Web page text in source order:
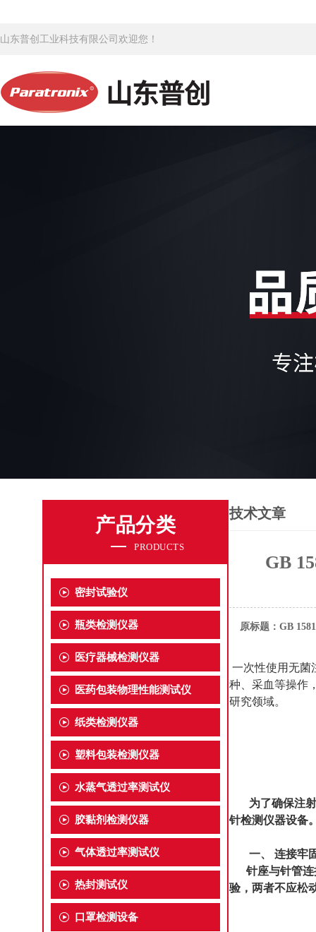
山东普创工业科技有限公司欢迎您！
产品分类
PRODUCTS
密封试验仪
瓶类检测仪器
医疗器械检测仪器
医药包装物理性能测试仪
纸类检测仪器
塑料包装检测仪器
水蒸气透过率测试仪
胶黏剂检测仪器
气体透过率测试仪
热封测试仪
口罩检测设备
技术文章
GB
原标题：GB
一次性使用无菌
种、采血等操作
研究领域。
为了确保注射
针检测仪器设备
一、 连接牢
针座与针管连
验，两者不应松